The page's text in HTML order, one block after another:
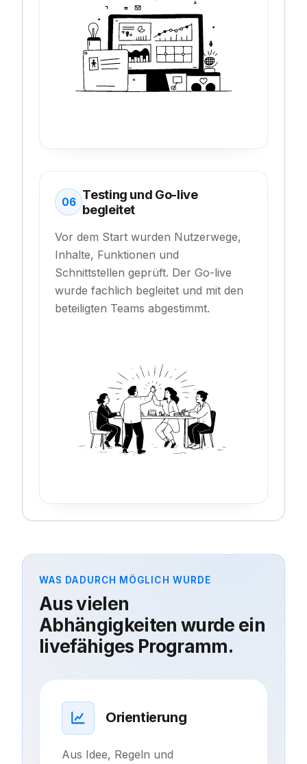
06 Testing und Go-live
begleitet
Vor dem Start wurden Nutzerwege,
Inhalte, Funktionen und
Schnittstellen geprüft. Der Go-live
wurde fachlich begleitet und mit den
beteiligten Teams abgestimmt.
WAS DADURCH MÖGLICH WURDE
Aus vielen
Abhängigkeiten wurde ein
livefähiges Programm.
Orientierung
Aus Idee, Regeln und